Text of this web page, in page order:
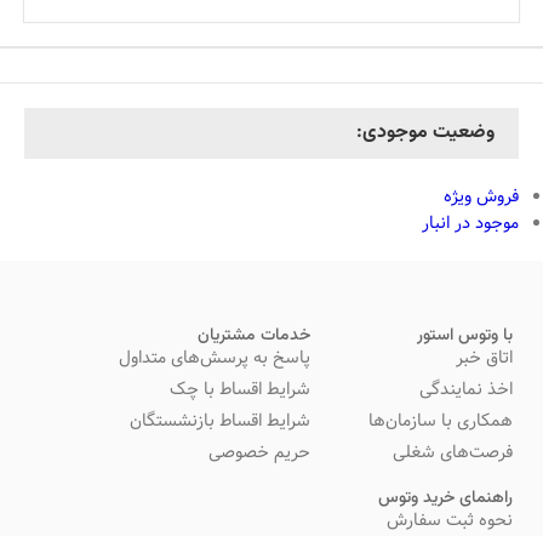
وضعیت موجودی:
فروش ویژه
موجود در انبار
با وتوس استور
اتاق خبر
اخذ نمایندگی
همکاری با سازمان‌ها
فرصت‌های شغلی
خدمات مشتریان
پاسخ به پرسش‌های متداول
شرایط اقساط با چک
شرایط اقساط بازنشستگان
حریم خصوصی
راهنمای خرید وتوس
نحوه ثبت سفارش